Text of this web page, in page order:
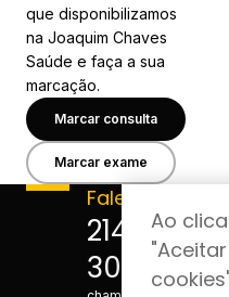
que disponibilizamos
na Joaquim Chaves
Saúde e faça a sua
marcação.
Marcar consulta
Marcar exame
Fale connosco
214 124
300
*Custo de
Ao